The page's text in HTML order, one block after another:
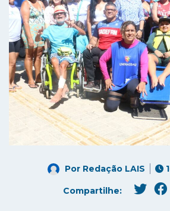
Por Redação LAIS
Compartilhe: